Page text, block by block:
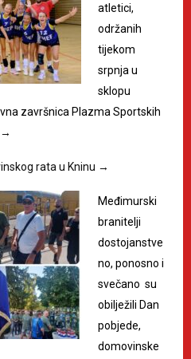
atletici,
održanih
tijekom
srpnja u
sklopu
završnica Plazma Sportskih
→
rata u Kninu →
Međimurski
branitelji
dostojanstve
no, ponosno i
svečano su
obilježili Dan
pobjede,
domovinske